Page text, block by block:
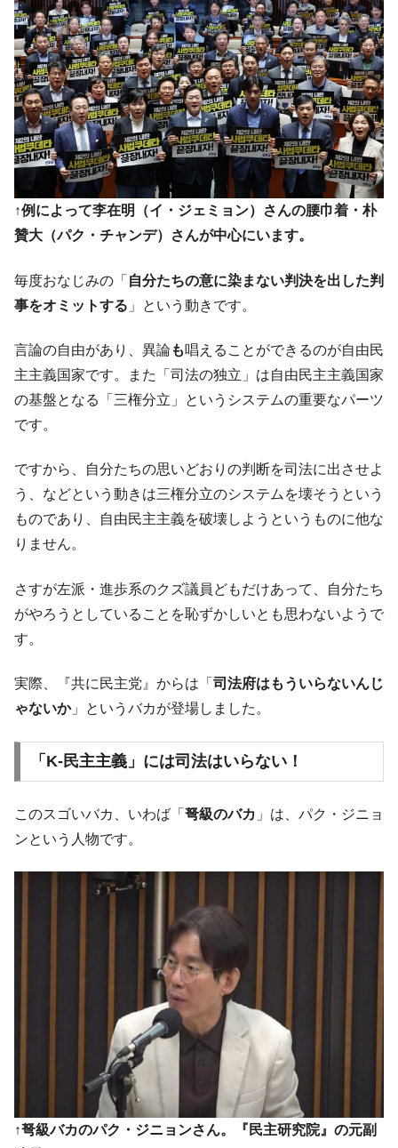
他人事のような発言。
『Money1』
韓国半導体『SKハイニックス』2026年2Qの
業績「史上最高益」当期純利益は前年同期比13.4倍に。
『Money1』
韓国･加徳島新国際空港「またも暗礁」の危
機 ⇒ 10.7兆では損が出るからできない。
『Money1』
【速報】韓国株式市場の暴落・本日07月29
日(水)もサイドカー・サーキットブレイカーの二段コンボ
発動！
『Money1』
IT産業は人を雇用する効果は低い。全産業の
半分未満しか雇用を生まない
塊！
Fact1
夏の甲子園、優勝校を最も多く輩出している都道
Fact1 今話題の「楽天ライオンズ」とは？
Fact1 奇跡の毛色「白毛馬」とは？
Fact1
Fact1 平成仮面ライダーの意外すぎるモチーフとは？
Fact1
発表から2日で大崩壊、鳴かず飛ばずに終わりそう
なスーパーリーグとは？
Fact1
日本人マスターズ挑戦の歴史。松山以前に最高位
Fact1
甲子園通算本塁打、最多の清原に次いで多く打っ
ている意外な選手とは？
Fact1
↑例によって李在明（イ・ジェミョン）さんの腰巾着・朴
贊大（パク・チャンデ）さんが中心にいます。
毎度おなじみの「 自分たちの意に染まない判決を出した判
事をオミットする 」という動きです。
言論の自由があり、異論も唱えることができるのが自由民
主主義国家です。また「司法の独立」は自由民主主義国家
の基盤となる「三権分立」というシステムの重要なパーツ
です。
ですから、自分たちの思いどおりの判断を司法に出させよ
う、などという動きは三権分立のシステムを壊そうという
ものであり、自由民主主義を破壊しようというものに他な
りません。
さすが左派・進歩系のクズ議員どもだけあって、自分たち
がやろうとしていることを恥ずかしいとも思わないようで
す。
実際、『共に民主党』からは「 司法府はもういらないんじ
ゃないか」というバカが登場しました。
「K-民主主義」には司法はいらない！
このスゴいバカ、いわば「 弩級のバカ 」は、パク・ジニョ
ンという人物です。
↑弩級バカのパク・ジニョンさん。『民主研究院』の元副